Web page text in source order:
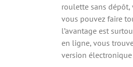
roulette sans dépôt,
vous pouvez faire
l’avantage est
en ligne, vous
version